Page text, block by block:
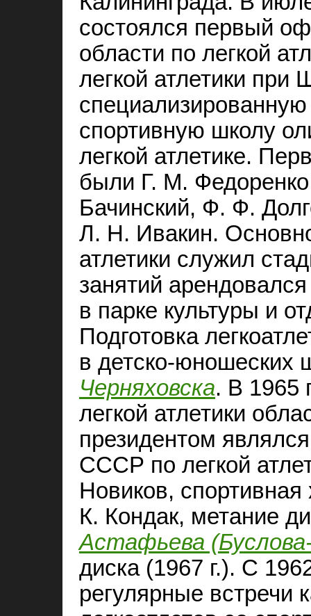
состоялся первый
области по легкой
легкой атлетики
спортивную школу
легкой атлетике.
были Г. М.
Бачинский, Ф. Ф.
Л. Н. Ивакин.
атлетики служил
занятий
в парке культуры и
Подготовка
в детско-юношеских
Черняховска. В 1965
легкой атлетики
президентом
СССР по легкой
Новиков,
К. Кондак, метание
Астафьева
диска (1967 г.). С
регулярные встречи